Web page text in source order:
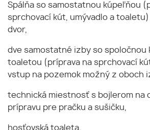
Spálňa so samostatnou kúpeľňou
sprchovací kút, umývadlo a
dvor,
dve samostatné izby so spoločnou
toaletou (príprava na sprchovací kút
vstup na pozemok možný z oboch
technická miestnosť s bojlerom na
prípravu pre pračku a sušičku,
hosťovská toaleta.